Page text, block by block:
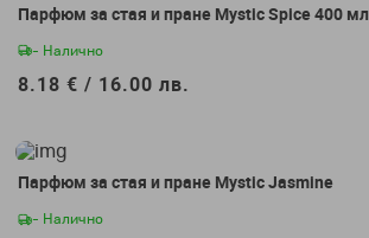
Парфюм за стая и пране Mystic Spice 400 мл
- Налично
8.18 € / 16.00 лв.
Парфюм за стая и пране Mystic Jasmine
- Налично